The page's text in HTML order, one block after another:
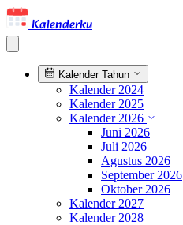
Kalenderku
Kalender Tahun
Kalender 2024
Kalender 2025
Kalender 2026
Juni 2026
Juli 2026
Agustus 2026
September 2026
Oktober 2026
Kalender 2027
Kalender 2028